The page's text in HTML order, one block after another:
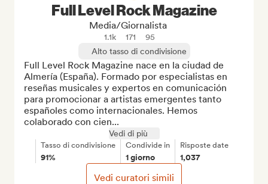
Full Level Rock Magazine
Media/Giornalista
1.1k 171
95
Alto tasso di condivisione
Full Level Rock Magazine nace en la ciudad de
Almería (España). Formado por especialistas en
reseñas musicales y expertos en comunicación
para promocionar a artistas emergentes tanto
españoles como internacionales. Hemos
colaborado con cien...
Vedi di più
Tasso di condivisione
91%
Condivide in
1 giorno
Risposte date
1,037
Vedi curatori simili